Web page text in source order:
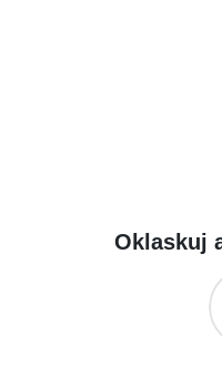
Oklaskuj